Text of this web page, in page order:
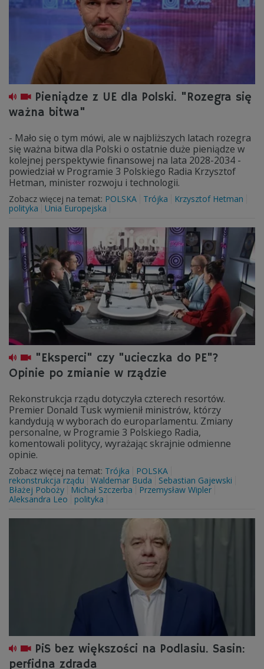
Pieniądze z UE dla Polski. "Rozegra się
ważna bitwa"
- Mało się o tym mówi, ale w najbliższych latach rozegra
się ważna bitwa dla Polski o ostatnie duże pieniądze w
kolejnej perspektywie finansowej na lata 2028-2034 -
powiedział w Programie 3 Polskiego Radia Krzysztof
Hetman, minister rozwoju i technologii.
Zobacz więcej na temat: POLSKA Trójka
Krzysztof Hetman
polityka
Unia Europejska
"Eksperci" czy "ucieczka do PE"?
Opinie po zmianie w rządzie
Rekonstrukcja rządu dotyczyła czterech resortów.
Premier Donald Tusk wymienił ministrów, którzy
kandydują w wyborach do europarlamentu. Zmiany
personalne, w Programie 3 Polskiego Radia,
komentowali politycy, wyrażając skrajnie odmienne
opinie.
Zobacz więcej na temat: Trójka
POLSKA
rekonstrukcja rządu
Waldemar Buda
Sebastian Gajewski
Błażej Poboży
Michał Szczerba
Przemysław Wipler
Aleksandra Leo
polityka
PiS bez większości na Podlasiu. Sasin:
perfidna zdrada